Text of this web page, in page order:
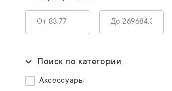
Поиск по категории
Аксессуары